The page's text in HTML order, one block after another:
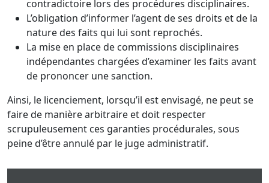
contradictoire lors des procédures disciplinaires.
L’obligation d’informer l’agent de ses droits et de la
nature des faits qui lui sont reprochés.
La mise en place de commissions disciplinaires
indépendantes chargées d’examiner les faits avant
de prononcer une sanction.
Ainsi, le licenciement, lorsqu’il est envisagé, ne peut se
faire de manière arbitraire et doit respecter
scrupuleusement ces garanties procédurales, sous
peine d’être annulé par le juge administratif.